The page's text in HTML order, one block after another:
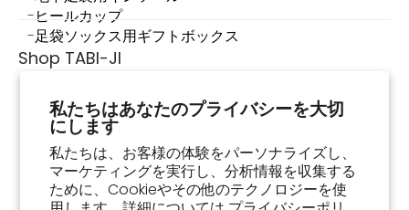
私たちはあなたのプライバシーを大切
にします
私たちは、お客様の体験をパーソナライズし、
マーケティングを実行し、分析情報を収集する
ために、Cookieやその他のテクノロジーを使
ヒールカップ
足袋ソックス用ギフトボックス
Shop TABI-JI
店舗情報
足袋スニーカーって何？
足袋スニーカーの履き方・お手入れ方法
よくあるご質問
お買い物ガイド